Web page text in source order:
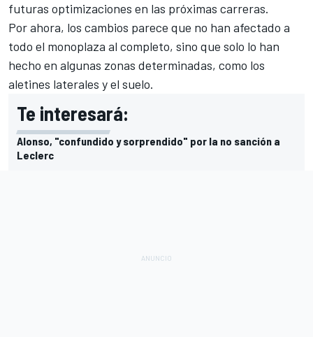
futuras optimizaciones en las próximas carreras.
Por ahora, los cambios parece que no han afectado a
todo el monoplaza al completo, sino que solo lo han
hecho en algunas zonas determinadas, como los
aletines laterales y el suelo.
Te interesará:
Alonso, "confundido y sorprendido" por la no sanción a
Leclerc